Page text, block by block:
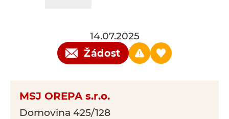
14.07.2025
Žádost
MSJ OREPA s.r.o.
Domovina 425/128